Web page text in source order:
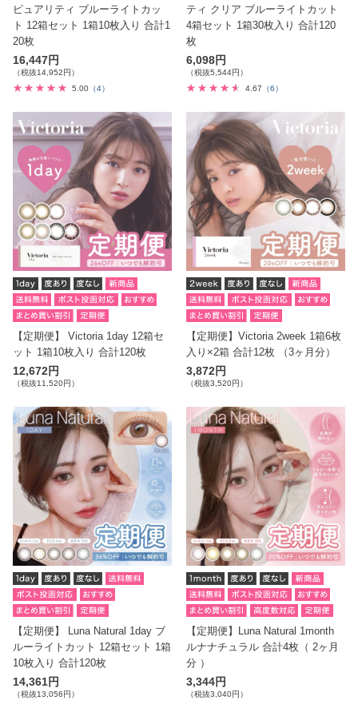
ピュアリティ ブルーライトカッ
ト 12箱セット 1箱10枚入り 合計1
20枚
16,447円
（税抜14,952円）
5.00 （4）
ティ クリア ブルーライトカット
4箱セット 1箱30枚入り 合計120
枚
6,098円
（税抜5,544円）
4.67
（6）
【定期便】 Victoria 1day 12箱セ
ット 1箱10枚入り 合計120枚
12,672円
（税抜11,520円）
【定期便】Victoria 2week 1箱6枚
入り×2箱 合計12枚 （3ヶ月分）
3,872円
（税抜3,520円）
【定期便】 Luna Natural 1day ブ
ルーライトカット 12箱セット 1箱
10枚入り 合計120枚
14,361円
（税抜13,056円）
【定期便】Luna Natural 1month
ルナナチュラル 合計4枚（ 2ヶ月
分 ）
3,344円
（税抜3,040円）